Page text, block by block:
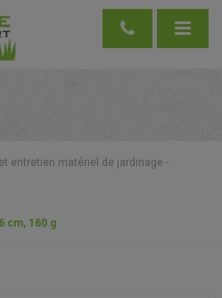
entretien matériel de jardinage -
cm, 160 g